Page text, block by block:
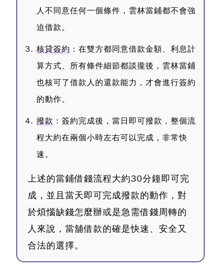
人不同意任何一個條件，雲林當鋪都不會強
迫借款。
核貸簽約 ：在雙方都同意借款金額、利息計
算方式、所有條件細節都談攏後，雲林當鋪
也核可了借款人的還款能力，才會進行簽約
的動作。
撥款 ：簽約完成後，當日即可撥款，整個流
程大約在兩個小時左右可以完成，非常快
速。
上述的當鋪借錢流程大約30分鐘即可完
成，並且當天即可完成撥款的動作，對
於煩惱缺錢怎麼辦或是急需借錢周轉的
人來說，當舖借款的確是快速、安全又
合法的選擇。